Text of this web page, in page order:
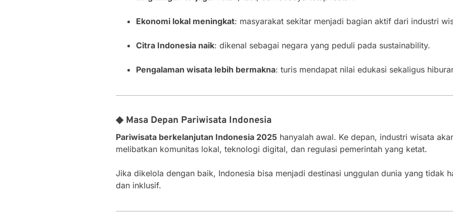
Ekonomi lokal meningkat: masyarakat sekitar menjadi bagian aktif dari industri
Citra Indonesia naik: dikenal sebagai negara yang peduli pada sustainability.
Pengalaman wisata lebih bermakna: turis mendapat nilai edukasi sekaligus
◆ Masa Depan Pariwisata Indonesia
Pariwisata berkelanjutan Indonesia 2025hanyalah awal. Ke depan, industri wisata
melibatkan komunitas lokal, teknologi digital, dan regulasi pemerintah yang ketat.
Jika dikelola dengan baik, Indonesia bisa menjadi destinasi unggulan dunia yang tidak
dan inklusif.